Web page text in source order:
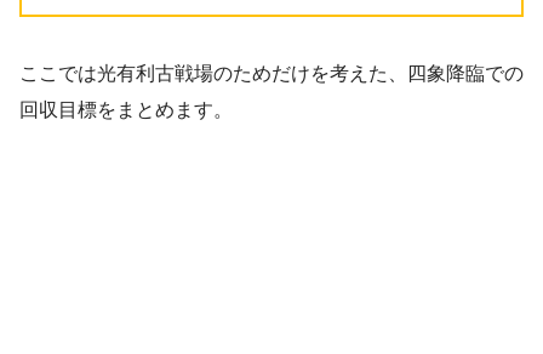
ここでは光有利古戦場のためだけを考えた、四象降臨での
回収目標をまとめます。